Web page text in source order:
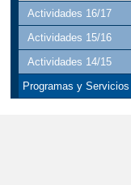
Actividades 16/17
Actividades 15/16
Actividades 14/15
Programas y Servicios